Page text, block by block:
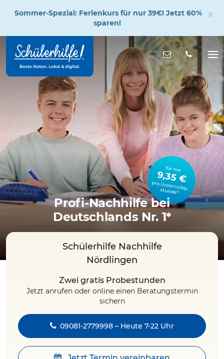
Hauptinhalt
Nachricht
für nur
9,35 €
pro Unterrichts­stunde*
Profi-Nachhilfe bei
Deutschlands Nr. 1*
Schülerhilfe Nachhilfe
Nördlingen
Zwei gratis Probestunden
Jetzt anrufen oder online einen Beratungstermin
sichern
09081-2779998 – Heute 7-22 Uhr
Sommer-Spezial: Ferienkurs für nur 39€! Jetzt 60%
sparen!
×